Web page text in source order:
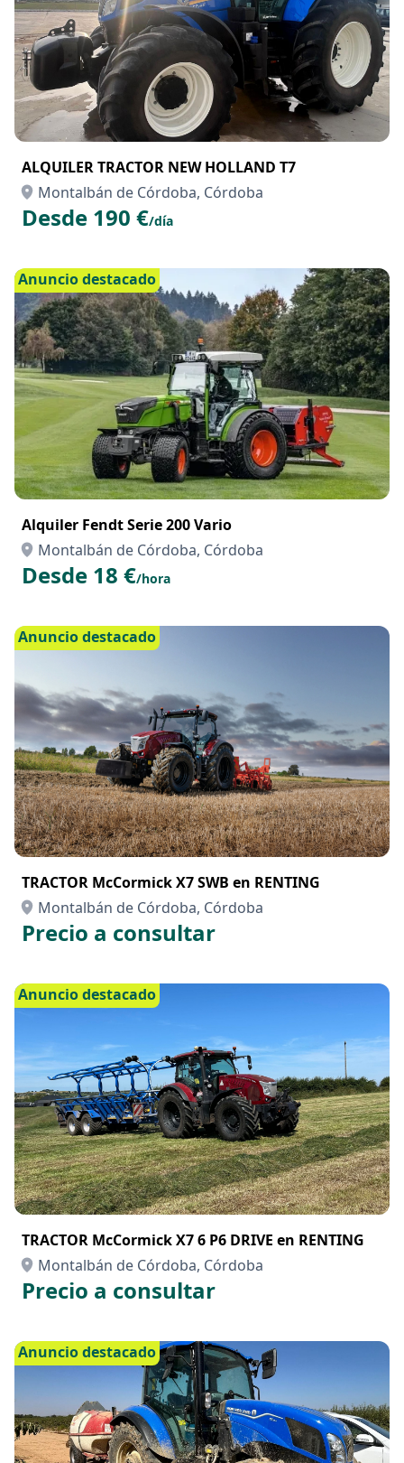
ALQUILER TRACTOR NEW HOLLAND T7
Montalbán de Córdoba, Córdoba
Desde 190 €/día
Anuncio destacado
Alquiler Fendt Serie 200 Vario
Montalbán de Córdoba, Córdoba
Desde 18 €/hora
Anuncio destacado
TRACTOR McCormick X7 SWB en RENTING
Montalbán de Córdoba, Córdoba
Precio a consultar
Anuncio destacado
TRACTOR McCormick X7 6 P6 DRIVE en RENTING
Montalbán de Córdoba, Córdoba
Precio a consultar
Anuncio destacado